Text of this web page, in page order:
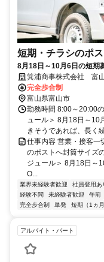
短期・チラシのポ
8月18日～10月6日の短期
箕浦商事株式会社 富
完全歩合制
富山県富山市
勤務時間 8:00～20:00
ュール＞ 8月18日～10
きそうであれば、長く
仕事内容 営業・接客一
のポストへ封筒サイズ
ジュール＞ 8月18日～
O...
業界未経験者歓迎 社員登用あ
経験不問
未経験者歓迎 午前
完全歩合制
単発 短期（1ヵ月
アルバイト・パート